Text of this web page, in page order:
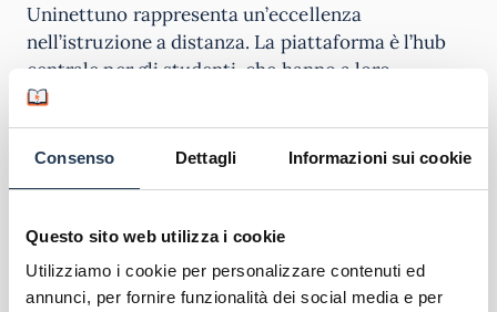
Consenso Dettagli Informazioni sui cookie
Questo sito web utilizza i cookie
Utilizziamo i cookie per personalizzare contenuti ed
annunci, per fornire funzionalità dei social media e per
Uninettuno rappresenta un’eccellenza
nell’istruzione a distanza. La piattaforma è l’hub
centrale per gli studenti, che hanno a loro
disposizione materiale didattico, videolezioni,
biblioteche digitali e laboratori virtuali; sono
seguiti passo dopo passo dai tutor, che valutano i
consigli.
Scopri l'offerta formativa